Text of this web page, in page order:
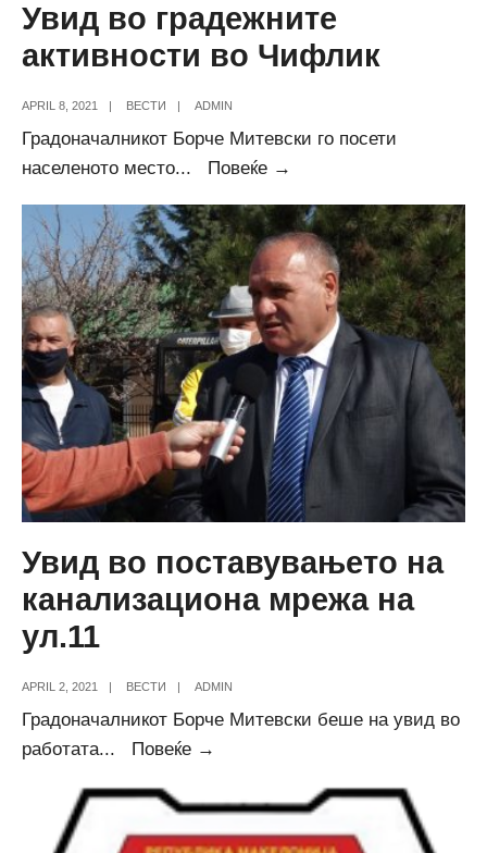
Увид во градежните
активности во Чифлик
APRIL 8, 2021 ВЕСТИ ADMIN
Градоначалникот Борче Митевски го посети
населеното место... Повеќе →
градежните
активности
во
Чифлик
Увид во поставувањето на
канализациона мрежа на
ул.11
APRIL 2, 2021 | ВЕСТИ | ADMIN
Градоначалникот Борче Митевски беше на увид во
работата... Повеќе →
поставувањето
на